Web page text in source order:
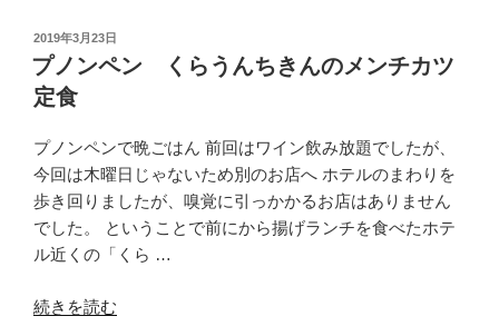
ペ
ン
カ
ズ
ン
ズ
バ
ー
ガ
の
投
稿
日:
2019年3月23日
プノンペン くらうんちきんのメンチカツ
定食
プノンペンで晩ごはん 前回はワイン飲み放題でしたが、
今回は木曜日じゃないため別のお店へ ホテルのまわりを
歩き回りましたが、嗅覚に引っかかるお店はありません
でした。 ということで前にから揚げランチを食べたホテ
ル近くの「くら …
“プ
続きを読む